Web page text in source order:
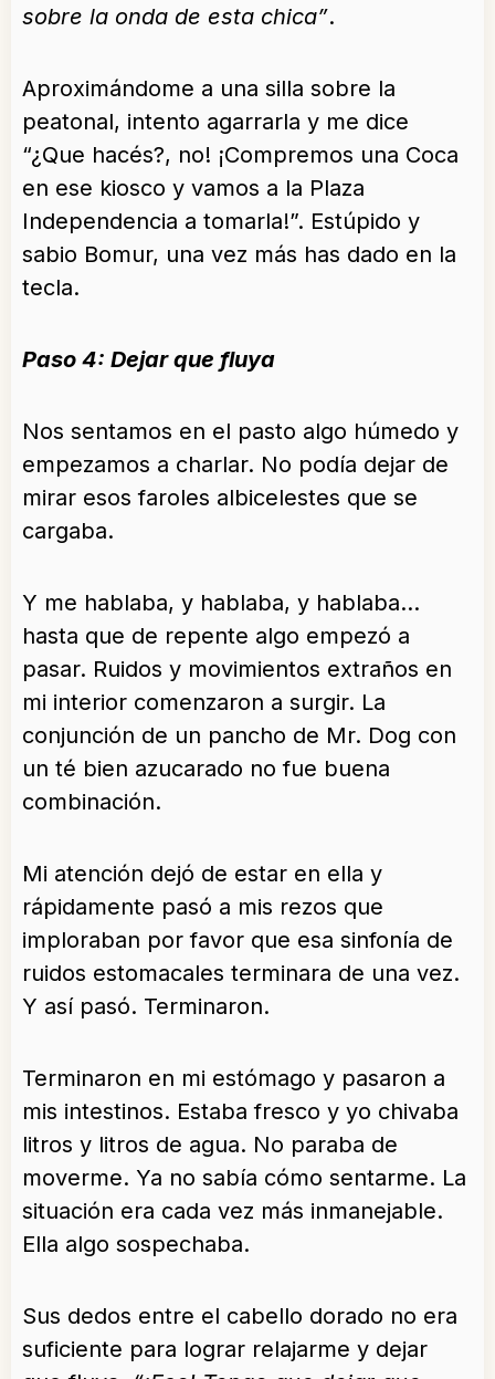
sobre la onda de esta chica”.
Aproximándome a una silla sobre la
peatonal, intento agarrarla y me dice
“¿Que hacés?, no! ¡Compremos una Coca
en ese kiosco y vamos a la Plaza
Independencia a tomarla!”. Estúpido y
sabio Bomur, una vez más has dado en la
tecla.
Paso 4: Dejar que fluya
Nos sentamos en el pasto algo húmedo y
empezamos a charlar. No podía dejar de
mirar esos faroles albicelestes que se
cargaba.
Y me hablaba, y hablaba, y hablaba…
hasta que de repente algo empezó a
pasar. Ruidos y movimientos extraños en
mi interior comenzaron a surgir. La
conjunción de un pancho de Mr. Dog con
un té bien azucarado no fue buena
combinación.
Mi atención dejó de estar en ella y
rápidamente pasó a mis rezos que
imploraban por favor que esa sinfonía de
ruidos estomacales terminara de una vez.
Y así pasó. Terminaron.
Terminaron en mi estómago y pasaron a
mis intestinos. Estaba fresco y yo chivaba
litros y litros de agua. No paraba de
moverme. Ya no sabía cómo sentarme. La
situación era cada vez más inmanejable.
Ella algo sospechaba.
Sus dedos entre el cabello dorado no era
suficiente para lograr relajarme y dejar